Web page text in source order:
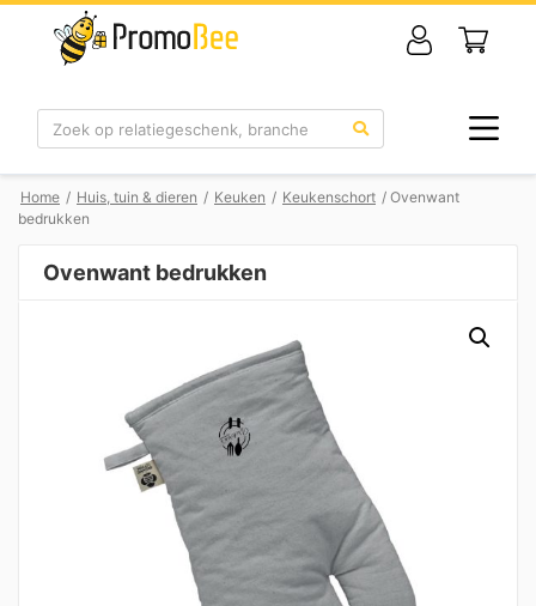
Zoek
Home / Huis, tuin & dieren / Keuken / Keukenschort / Ovenwant
bedrukken
Ovenwant bedrukken